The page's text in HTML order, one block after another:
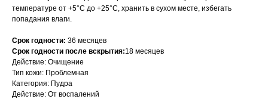
температуре от +5°С до +25°С, хранить в сухом месте, избегать
попадания влаги.
Срок годности: 36 месяцев
Срок годности после вскрытия:18 месяцев
Действие: Очищение
Тип кожи: Проблемная
Категория: Пудра
Действие: От воспалений